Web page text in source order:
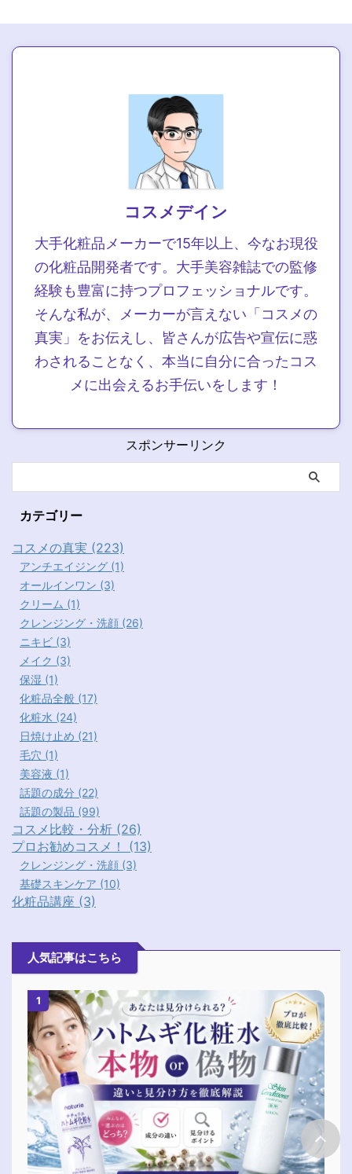
コスメデイン
大手化粧品メーカーで15年以上、今なお現役
の化粧品開発者です。大手美容雑誌での監修
経験も豊富に持つプロフェッショナルです。
そんな私が、メーカーが言えない「コスメの
真実」をお伝えし、皆さんが広告や宣伝に惑
わされることなく、本当に自分に合ったコス
メに出会えるお手伝いをします！
スポンサーリンク
カテゴリー
コスメの真実 (223)
アンチエイジング (1)
オールインワン (3)
クリーム (1)
クレンジング・洗顔 (26)
ニキビ (3)
メイク (3)
保湿 (1)
化粧品全般 (17)
化粧水 (24)
日焼け止め (21)
毛穴 (1)
美容液 (1)
話題の成分 (22)
話題の製品 (99)
コスメ比較・分析 (26)
プロお勧めコスメ！ (13)
クレンジング・洗顔 (3)
基礎スキンケア (10)
化粧品講座 (3)
人気記事はこちら
1